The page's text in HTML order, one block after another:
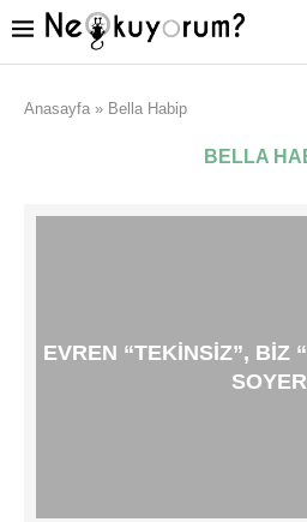
Anasayfa » Bella Habip
BELLA
EVREN “TEKINSIZ”, BIZ
SOYER